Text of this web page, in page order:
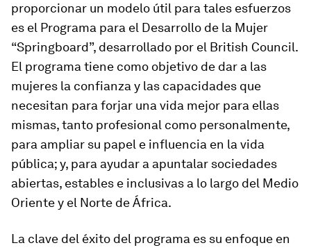
proporcionar un modelo útil para tales esfuerzos
es el Programa para el Desarrollo de la Mujer
“Springboard”, desarrollado por el British Council.
El programa tiene como objetivo de dar a las
mujeres la confianza y las capacidades que
necesitan para forjar una vida mejor para ellas
mismas, tanto profesional como personalmente,
para ampliar su papel e influencia en la vida
pública; y, para ayudar a apuntalar sociedades
abiertas, estables e inclusivas a lo largo del Medio
Oriente y el Norte de África.
La clave del éxito del programa es su enfoque en